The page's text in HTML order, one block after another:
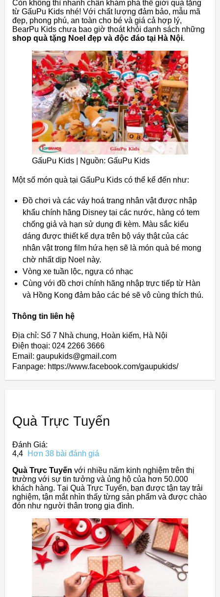
Còn không thì nhanh chân khám phá thế giới quà tặng
từ GấuPu Kids nhé! Với chất lượng đảm bảo, mẫu mã
đẹp, phong phú, an toàn cho bé và giá cả hợp lý,
BearPu Kids chưa bao giờ thoát khỏi danh sách những
shop quà tặng Noel đẹp và độc đáo tại Hà Nội.
GấuPu Kids | Nguồn: GấuPu Kids
Một số món quà tại GấuPu Kids có thể kể đến như:
Đồ chơi và các váy hoá trang nhân vật được nhập
khẩu chính hãng Disney tại các nước, hàng có tem
chống giả và hạn sử dụng đi kèm. Màu sắc kiểu
dáng được thiết kế dựa trên bộ váy thật của các
nhân vật trong film hứa hẹn sẽ là món quà bé mong
chờ nhất dịp Noel này.
Vòng xe tuần lộc, ngựa có nhạc
Cùng với đồ chơi chính hãng nhập trực tiếp từ Hàn
và Hồng Kong đảm bảo các bé sẽ vô cùng thích thú.
Thông tin liên hệ
Địa chỉ: Số 7 Nhà chung, Hoàn kiếm, Hà Nội
Điện thoại: 024 2266 3666
Email: gaupukids@gmail.com
Fanpage: https://www.facebook.com/gaupukids/
Quà Trực Tuyến
Đánh Giá:
4,4
Hơn 38 bài đánh giá
Quà Trực Tuyến với nhiều năm kinh nghiệm trên thị
trường với sự tin tưởng và ủng hộ của hơn 50.000
khách hàng. Tại Quà Trực Tuyến, bạn được tận tay trải
nghiệm, tận mắt nhìn thấy từng sản phẩm và được chào
đón như người thân trong gia đình.